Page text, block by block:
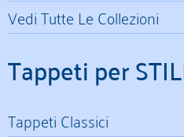
Vedi Tutte Le Collezioni
Tappeti per
Tappeti Classici